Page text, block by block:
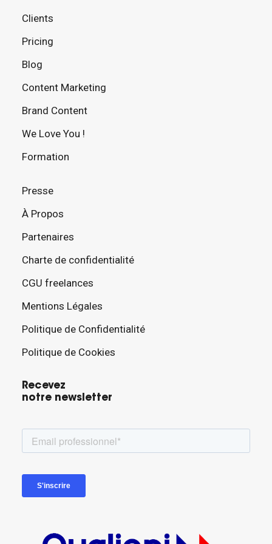
Clients
Pricing
Blog
Content Marketing
Brand Content
We Love You !
Formation
Presse
À Propos
Partenaires
Charte de confidentialité
CGU freelances
Mentions Légales
Politique de Confidentialité
Politique de Cookies
Recevez
notre newsletter